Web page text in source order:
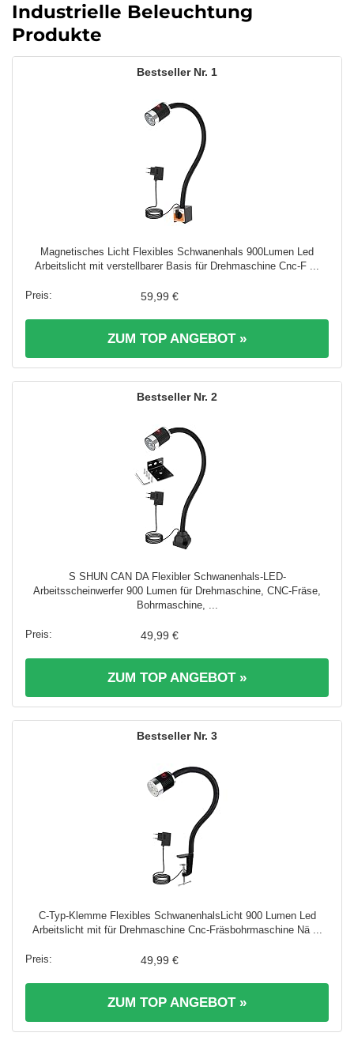
Industrielle Beleuchtung
Produkte
1
Magnetisches Licht Flexibles Schwanenhals 900Lumen Led
Arbeitslicht mit verstellbarer Basis für Drehmaschine Cnc-F ...
59,99 €
ZUM TOP ANGEBOT »
2
S SHUN CAN DA Flexibler Schwanenhals-LED-
Arbeitsscheinwerfer 900 Lumen für Drehmaschine, CNC-Fräse,
Bohrmaschine, ...
49,99 €
ZUM TOP ANGEBOT »
3
C-Typ-Klemme Flexibles SchwanenhalsLicht 900 Lumen Led
Arbeitslicht mit für Drehmaschine Cnc-Fräsbohrmaschine Nä ...
49,99 €
ZUM TOP ANGEBOT »